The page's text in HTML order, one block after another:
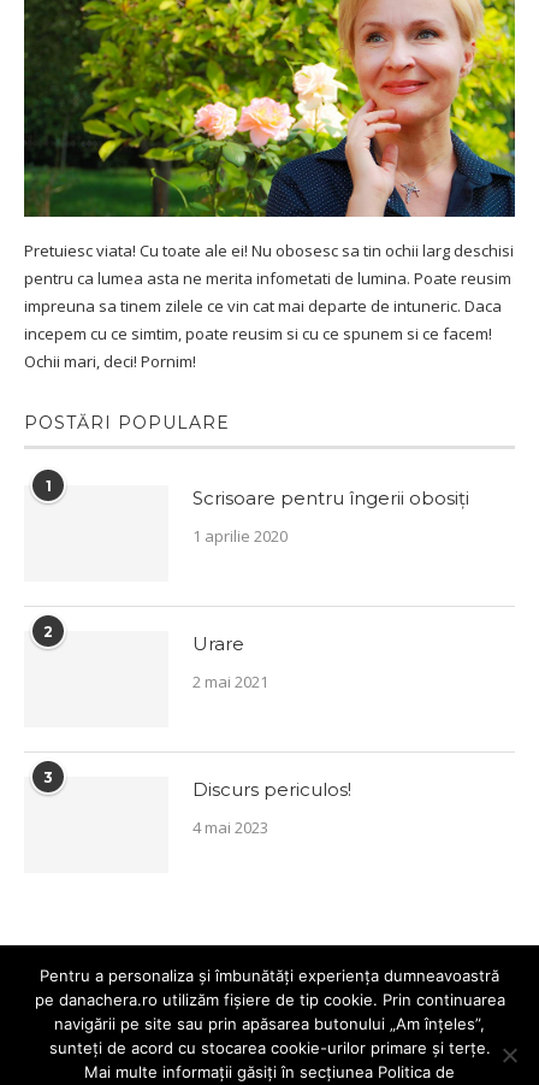
Pretuiesc viata! Cu toate ale ei! Nu obosesc sa tin ochii larg deschisi
pentru ca lumea asta ne merita infometati de lumina. Poate reusim
impreuna sa tinem zilele ce vin cat mai departe de intuneric. Daca
incepem cu ce simtim, poate reusim si cu ce spunem si ce facem!
Ochii mari, deci! Pornim!
POSTĂRI POPULARE
1 Scrisoare pentru îngerii obosiți
1 aprilie 2020
2 Urare
2 mai 2021
3 Discurs periculos!
4 mai 2023
@2019 Dana Chera. Toate drepturile rezervate.
Pentru a personaliza și îmbunătăți experiența dumneavoastră
pe danachera.ro utilizăm fișiere de tip cookie. Prin continuarea
navigării pe site sau prin apăsarea butonului „Am înțeles”,
sunteți de acord cu stocarea cookie-urilor primare și terțe.
Mai multe informații găsiți în secțiunea Politica de